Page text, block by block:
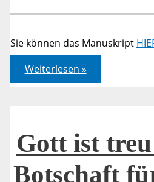
Sie können das Manuskript
Gott
ist
treu
Gemeinschaft
Weiterlesen »
Gott ist
Botschaft